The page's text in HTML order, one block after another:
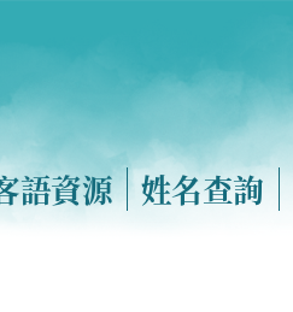
語資源 姓名查詢